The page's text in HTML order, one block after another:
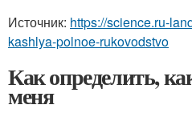
Источник: https://science.ru-
kashlya-polnoe-rukovodstvo
Как определить,
меня